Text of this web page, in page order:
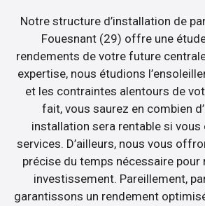
Notre structure d’installation de
Fouesnant (29) offre une
rendements de votre future
expertise, nous étudions
et les contraintes alentours de
fait, vous saurez en combien
installation sera rentable si vous
services. D’ailleurs, nous vous
précise du temps nécessaire
investissement. Pareillement,
garantissons un rendement